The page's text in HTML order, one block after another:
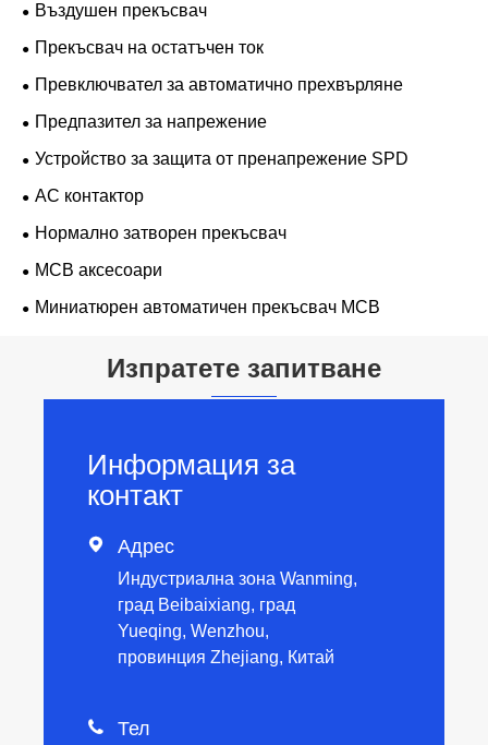
Въздушен прекъсвач
Прекъсвач на остатъчен ток
Превключвател за автоматично прехвърляне
Предпазител за напрежение
Устройство за защита от пренапрежение SPD
AC контактор
Нормално затворен прекъсвач
MCB аксесоари
Миниатюрен автоматичен прекъсвач MCB
Изпратете запитване
Информация за
контакт
 Адрес
Индустриална зона Wanming,
град Beibaixiang, град
Yueqing, Wenzhou,
провинция Zhejiang, Китай
 Тел